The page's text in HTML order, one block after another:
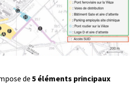
de 5 éléments principaux